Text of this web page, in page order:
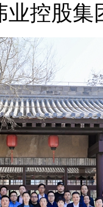
业控股集